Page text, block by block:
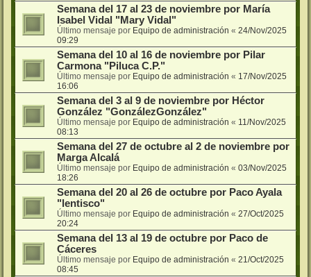
Semana del 17 al 23 de noviembre por María
Isabel Vidal "Mary Vidal"
Último mensaje por Equipo de administración « 24/Nov/2025
09:29
Semana del 10 al 16 de noviembre por Pilar
Carmona "Piluca C.P."
Último mensaje por Equipo de administración « 17/Nov/2025
16:06
Semana del 3 al 9 de noviembre por Héctor
González "GonzálezGonzález"
Último mensaje por Equipo de administración « 11/Nov/2025
08:13
Semana del 27 de octubre al 2 de noviembre por
Marga Alcalá
Último mensaje por Equipo de administración « 03/Nov/2025
18:26
Semana del 20 al 26 de octubre por Paco Ayala
"lentisco"
Último mensaje por Equipo de administración « 27/Oct/2025
20:24
Semana del 13 al 19 de octubre por Paco de
Cáceres
Último mensaje por Equipo de administración « 21/Oct/2025
08:45